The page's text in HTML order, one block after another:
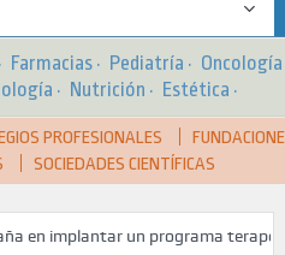
· Farmacias · Pediatría ·
· Nutrición · Estética ·
PROFESIONALES
SOCIEDADES CIENTÍFICAS
un programa terapéutico